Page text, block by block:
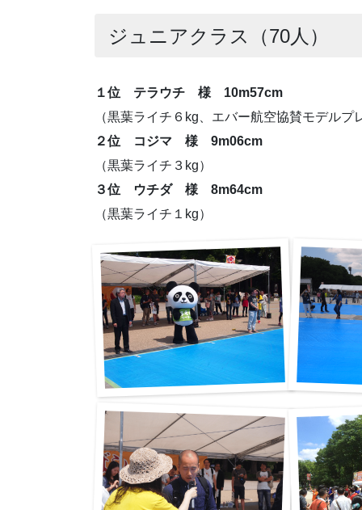
ジュニアクラス（70人）
１位 テラウチ 様 10m57cm
（黒葉ライチ６kg、エバー航空協賛モデルプ
２位 コジマ 様 9m06cm
（黒葉ライチ３kg）
３位 ウチダ 様 8m64cm
（黒葉ライチ１kg）